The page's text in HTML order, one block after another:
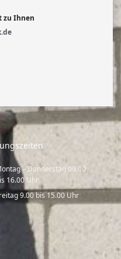
zu Ihnen
– Donnerstag 09.00
16.00 Uhr
9.00 bis 15.00 Uhr